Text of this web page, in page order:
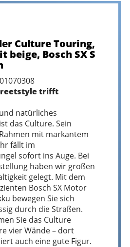
Culture Touring,
beige, Bosch SX S
trifft
natürliches
das Culture. Sein
mit markantem
fällt im
sofort ins Auge. Bei
haben wir großen
gelegt. Mit dem
Bosch SX Motor
bewegen Sie sich
durch die Straßen.
Sie das Culture
vier Wände – dort
auch eine gute Figur.